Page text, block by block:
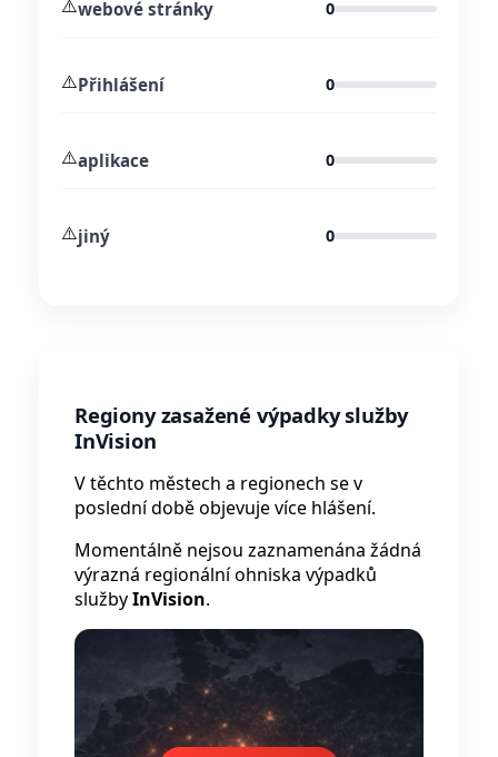
⚠️webové stránky 0
⚠️Přihlášení 0
⚠️aplikace 0
⚠️jiný 0
Regiony zasažené výpadky služby
InVision
V těchto městech a regionech se v
poslední době objevuje více hlášení.
Momentálně nejsou zaznamenána žádná
výrazná regionální ohniska výpadků
službyInVision.